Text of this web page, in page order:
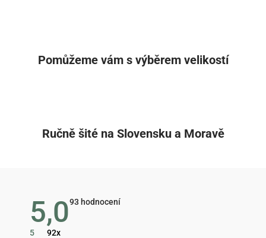
Pomůžeme vám s výběrem velikostí
Ručně šité na Slovensku a Moravě
5,0Průměrné
93 hodnocení
5
92x